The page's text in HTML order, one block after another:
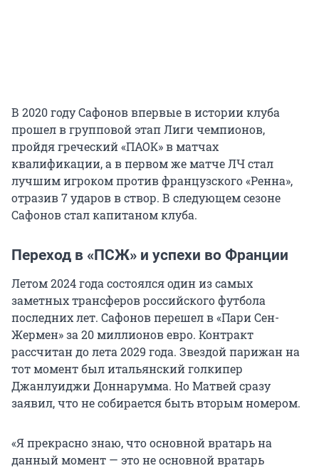
В 2020 году Сафонов впервые в истории клуба
прошел в групповой этап Лиги чемпионов,
пройдя греческий «ПАОК» в матчах
квалификации, а в первом же матче ЛЧ стал
лучшим игроком против французского «Ренна»,
отразив 7 ударов в створ. В следующем сезоне
Сафонов стал капитаном клуба.
Переход в «ПСЖ» и успехи во Франции
Летом 2024 года состоялся один из самых
заметных трансферов российского футбола
последних лет. Сафонов перешел в «Пари Сен-
Жермен» за 20 миллионов евро. Контракт
рассчитан до лета 2029 года. Звездой парижан на
тот момент был итальянский голкипер
Джанлуиджи Доннарумма. Но Матвей сразу
заявил, что не собирается быть вторым номером.
«Я прекрасно знаю, что основной вратарь на
данный момент — это не основной вратарь